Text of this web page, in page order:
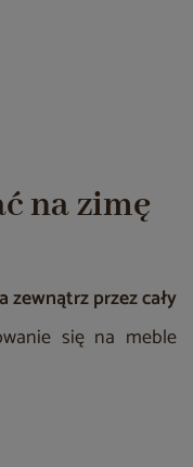
na zimę
zewnątrz przez cały
się na meble